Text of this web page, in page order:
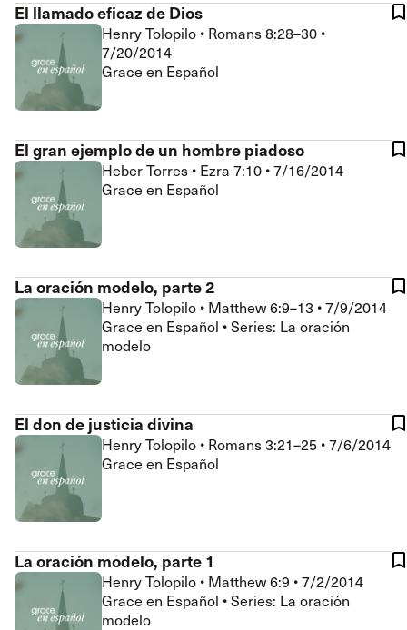
El llamado eficaz de Dios
Henry Tolopilo • Romans 8:28–30 •
7/20/2014
Grace en Español
El gran ejemplo de un hombre piadoso
Heber Torres • Ezra 7:10 •7/16/2014
Grace en Español
La oración modelo, parte 2
Henry Tolopilo • Matthew 6:9–13 •7/9/2014
Grace en Español • Series: La oración
modelo
El don de justicia divina
Henry Tolopilo • Romans 3:21–25 •7/6/2014
Grace en Español
La oración modelo, parte 1
Henry Tolopilo • Matthew 6:9 •7/2/2014
Grace en Español • Series: La oración
modelo